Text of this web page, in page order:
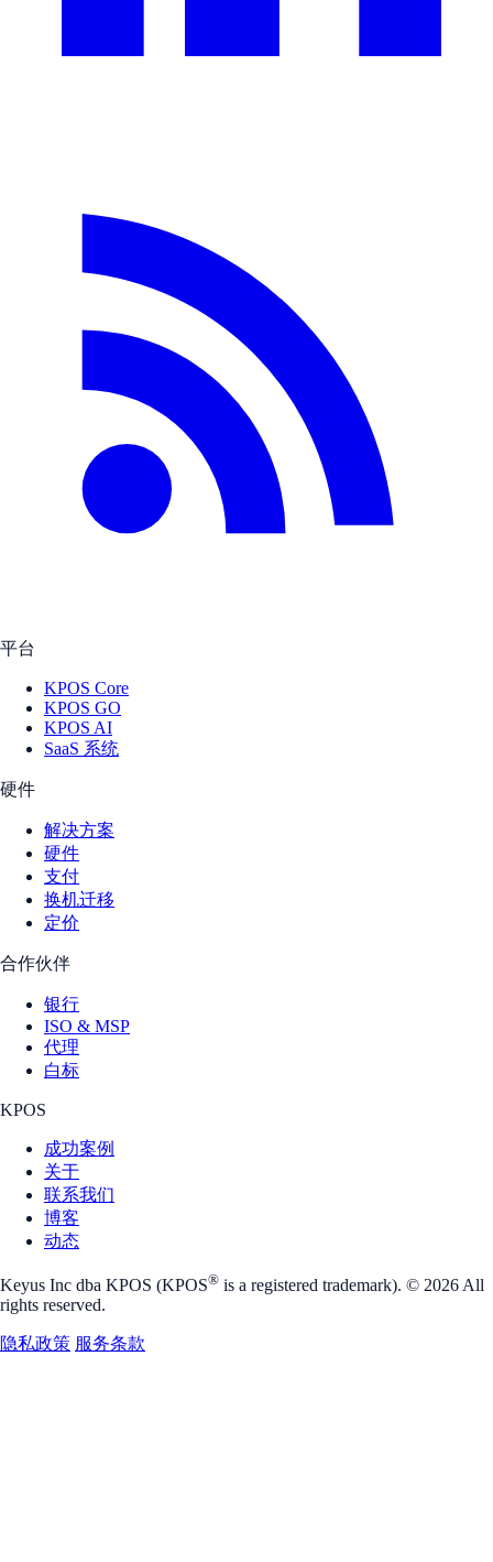
平台
KPOS Core
KPOS GO
KPOS AI
SaaS 系统
硬件
解决方案
硬件
支付
换机迁移
定价
合作伙伴
银行
ISO & MSP
代理
白标
KPOS
成功案例
关于
联系我们
博客
动态
Keyus Inc dba KPOS (KPOS® is a registered trademark). © 2026 All
rights reserved.
隐私政策 服务条款